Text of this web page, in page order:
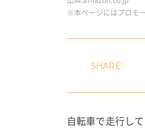
※本ページにはプロモ
自転車で走行し